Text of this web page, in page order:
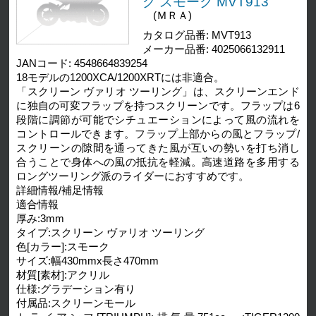
(ＭＲＡ)
カタログ品番: MVT913
メーカー品番: 4025066132911
JANコード: 4548664839254
18モデルの1200XCA/1200XRTには非適合。
「スクリーン ヴァリオ ツーリング」は、スクリーンエンド
に独自の可変フラップを持つスクリーンです。フラップは6
段階に調節が可能でシチュエーションによって風の流れを
コントロールできます。フラップ上部からの風とフラップ/
スクリーンの隙間を通ってきた風が互いの勢いを打ち消し
合うことで身体への風の抵抗を軽減。高速道路を多用する
ロングツーリング派のライダーにおすすめです。
詳細情報/補足情報
適合情報
厚み:3mm
タイプ:スクリーン ヴァリオ ツーリング
色[カラー]:スモーク
サイズ:幅430mmx長さ470mm
材質[素材]:アクリル
仕様:グラデーション有り
付属品:スクリーンモール